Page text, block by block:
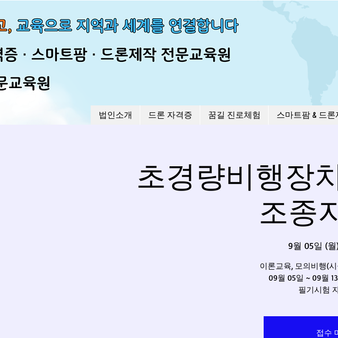
법인소개 드론 자격증 꿈길 진로체험 스마트팜 & 드론
초경량비행장
조종
9월 05일 (월
이론교육, 모의비행(
09월 05일 ~ 09월
필기시험
접수